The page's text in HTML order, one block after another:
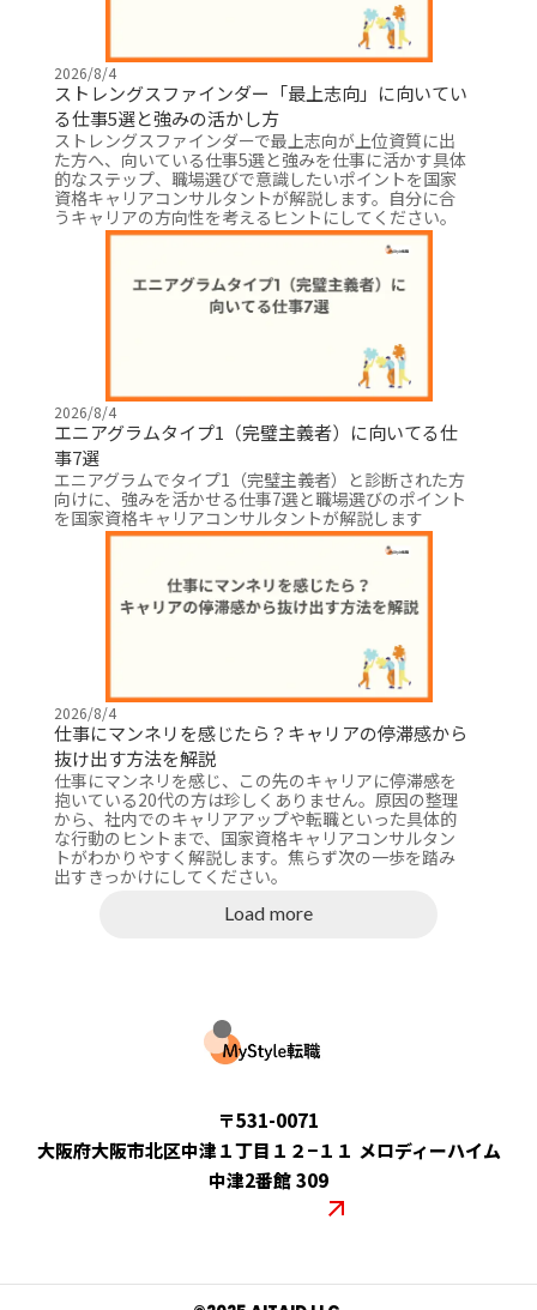
2026/8/4
ストレングスファインダー「最上志向」に向いてい
る仕事5選と強みの活かし方
ストレングスファインダーで最上志向が上位資質に出
た方へ、向いている仕事5選と強みを仕事に活かす具体
的なステップ、職場選びで意識したいポイントを国家
資格キャリアコンサルタントが解説します。自分に合
うキャリアの方向性を考えるヒントにしてください。
2026/8/4
エニアグラムタイプ1（完璧主義者）に向いてる仕
事7選
エニアグラムでタイプ1（完璧主義者）と診断された方
向けに、強みを活かせる仕事7選と職場選びのポイント
を国家資格キャリアコンサルタントが解説します
2026/8/4
仕事にマンネリを感じたら？キャリアの停滞感から
抜け出す方法を解説
仕事にマンネリを感じ、この先のキャリアに停滞感を
抱いている20代の方は珍しくありません。原因の整理
から、社内でのキャリアアップや転職といった具体的
な行動のヒントまで、国家資格キャリアコンサルタン
トがわかりやすく解説します。焦らず次の一歩を踏み
出すきっかけにしてください。
Load more
〒531-0071
大阪府大阪市北区中津１丁目１２−１１ メロディーハイム
中津2番館 309